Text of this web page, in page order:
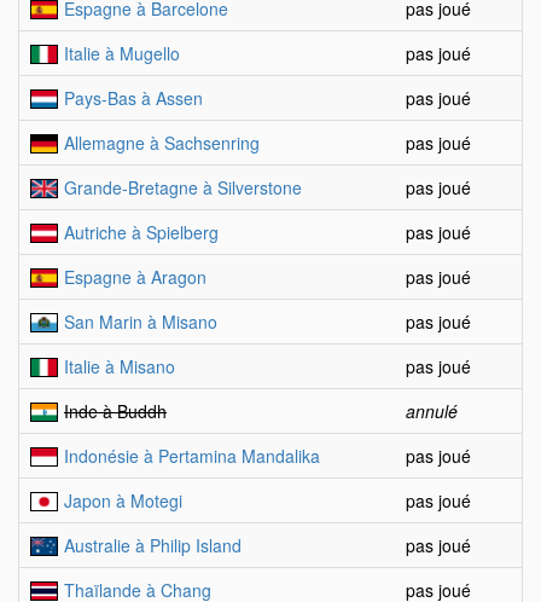
Espagne à Barcelone
pas joué
Italie à Mugello
pas joué
Pays-Bas à Assen
pas joué
Allemagne à Sachsenring
pas joué
Grande-Bretagne à Silverstone
pas joué
Autriche à Spielberg
pas joué
Espagne à Aragon
pas joué
San Marin à Misano
pas joué
Italie à Misano
pas joué
Inde à Buddh
annulé
Indonésie à Pertamina Mandalika
pas joué
Japon à Motegi
pas joué
Australie à Philip Island
pas joué
Thaïlande à Chang
pas joué